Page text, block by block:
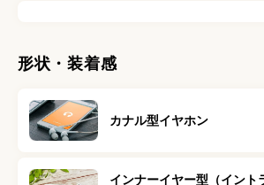
形状・装着感
カナル型イヤホン
インナーイヤー型（イント